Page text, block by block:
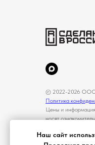
Наш сайт
© 2022-2026 ООО
Политика
Цены и
носят